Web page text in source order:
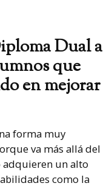
Dual a
que
en mejorar
forma muy
va más allá del
un alto
como la